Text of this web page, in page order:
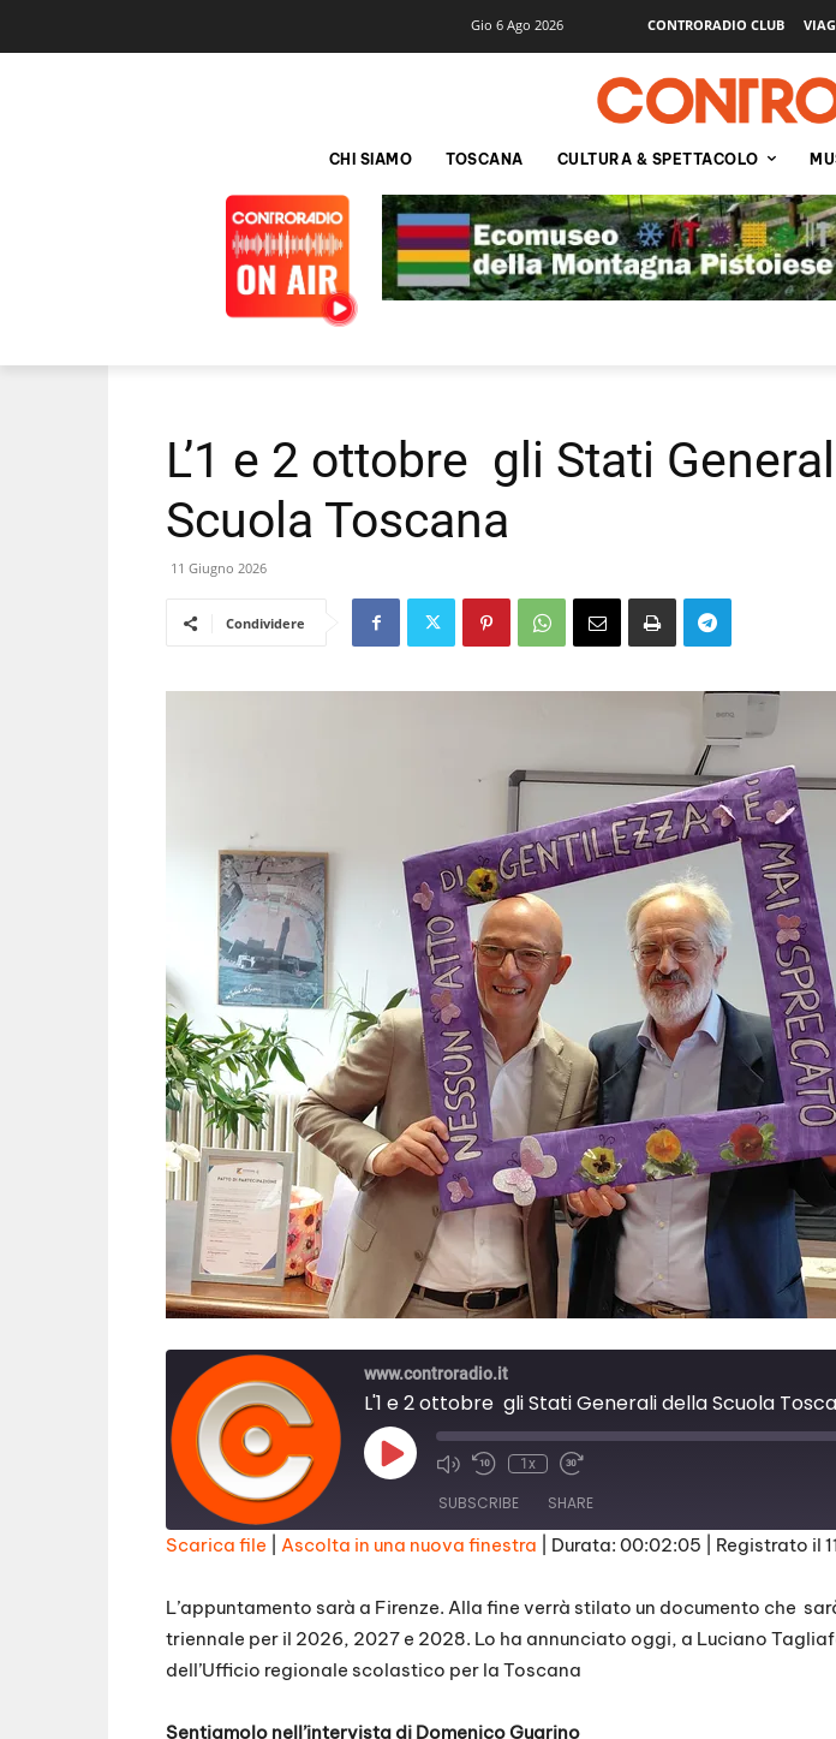
Gio 6 Ago 2026 CONTRORADIO CLUB
CHI SIAMO TOSCANA CULTURA & SPETTACOLO
L’1 e 2 ottobre gli Stati
Scuola Toscana
11 Giugno 2026
Condividere
www.controradio.it
L'1 e 2 ottobre gli Stati Generali della Scuola
Play
Episode
1x
SUBSCRIBE SHARE
RSS FEED
LINK
EMBED
Scarica file Ascolta in una nuova finestra Durata: 00:02:05 Registrato il
L’appuntamento sarà a Firenze. Alla fine verrà stilato un documento che
triennale per il 2026, 2027 e 2028. Lo ha annunciato oggi, a Luciano
dell’Ufficio regionale scolastico per la Toscana
Sentiamolo nell’intervista di Domenico Guarino